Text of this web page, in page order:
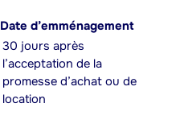
Date d’emménagement
30 jours après
l’acceptation de la
promesse d’achat ou de
location